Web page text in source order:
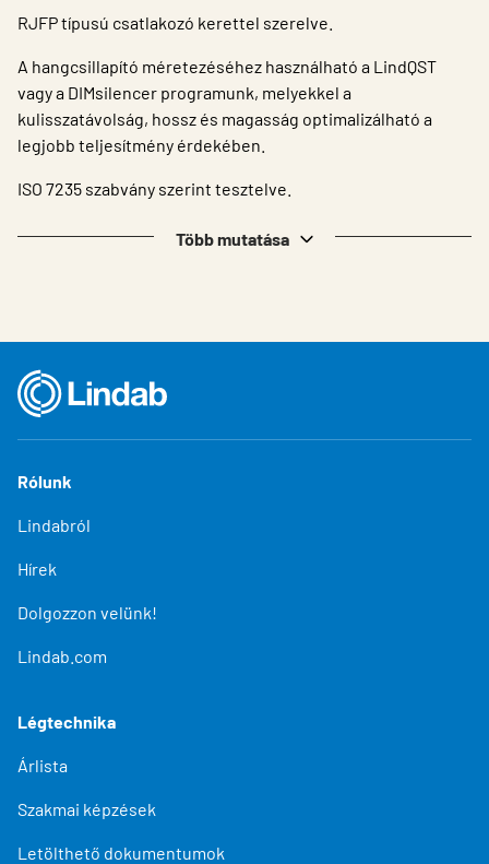
RJFP típusú csatlakozó kerettel szerelve.
A hangcsillapító méretezéséhez használható a LindQST
vagy a DIMsilencer programunk, melyekkel a
kulisszatávolság, hossz és magasság optimalizálható a
legjobb teljesítmény érdekében.
ISO 7235 szabvány szerint tesztelve.
Több mutatása
Rólunk
Lindabról
Hírek
Dolgozzon velünk!
Lindab.com
Légtechnika
Árlista
Szakmai képzések
Letölthető dokumentumok